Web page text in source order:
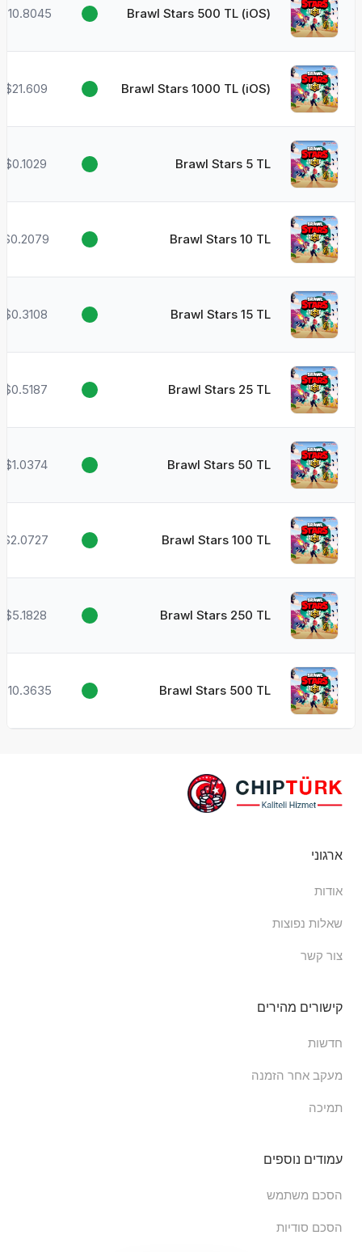
Brawl Stars 500 TL (iOS)
$10.8045
Brawl Stars 1000 TL (iOS)
$21.609
Brawl Stars 5 TL
$0.1029
Brawl Stars 10 TL
$0.2079
Brawl Stars 15 TL
$0.3108
Brawl Stars 25 TL
$0.5187
Brawl Stars 50 TL
$1.0374
Brawl Stars 100 TL
$2.0727
Brawl Stars 250 TL
$5.1828
Brawl Stars 500 TL
$10.3635
ארגוני
אודות
שאלות נפוצות
צור קשר
קישורים מהירים
חדשות
מעקב אחר הזמנה
תמיכה
עמודים נוספים
הסכם משתמש
הסכם סודיות